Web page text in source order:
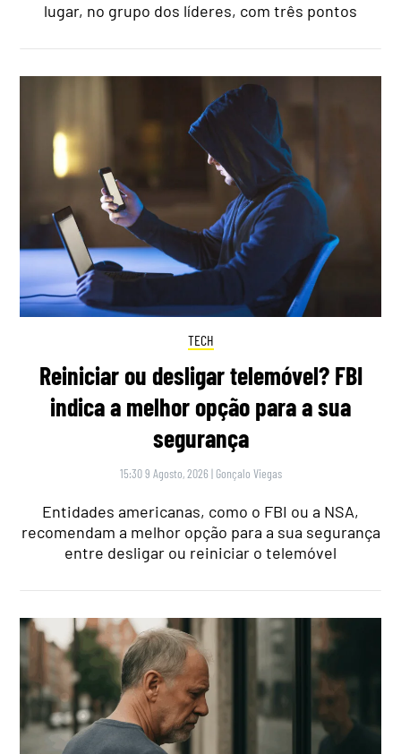
lugar, no grupo dos líderes, com três pontos
TECH
Reiniciar ou desligar telemóvel? FBI
indica a melhor opção para a sua
segurança
15:30 9 Agosto, 2026 | Gonçalo Viegas
Entidades americanas, como o FBI ou a NSA,
recomendam a melhor opção para a sua segurança
entre desligar ou reiniciar o telemóvel